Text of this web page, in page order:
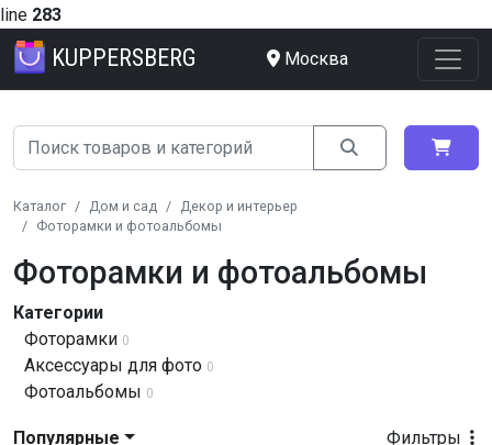
line 283
KUPPERSBERG Москва
Каталог Дом и сад
Декор и интерьер
Фоторамки и фотоальбомы
Фоторамки и фотоальбомы
Категории
Фоторамки 0
Аксессуары для фото 0
Фотоальбомы 0
Фильтры
Популярные